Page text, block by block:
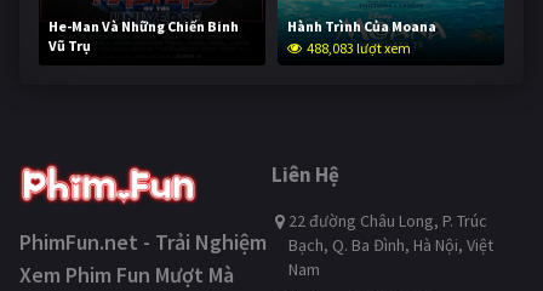
He-Man Và Những Chiến Binh
Vũ Trụ
236,604 lượt xem
Hành Trình Của Moana
488,083 lượt xem
PhimFun.net - Trải Nghiệm
Xem Phim Fun Mượt Mà
Liên Hệ
22 đường Châu Long, P. Trúc
Bạch, Q. Ba Đình, Hà Nội, Việt
Nam